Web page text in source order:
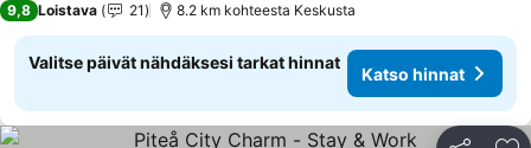
9,8 Loistava 21 8.2 km kohteesta Keskusta
Valitse päivät nähdäksesi tarkat hinnat
Katso hinnat